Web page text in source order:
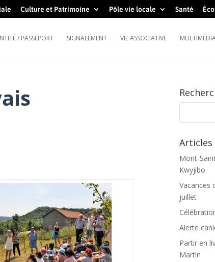
Culture et Patrimoine Pôle vie locale Santé
/ PASSEPORT SIGNALEMENT VIE ASSOCIATIVE
Articles
Mont-
Kwyjibo
Vacances
juillet
Alerte
Partir en
Martin